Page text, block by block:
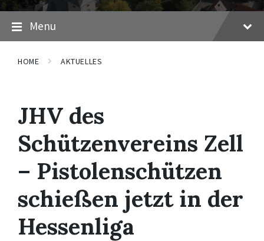
Menu
HOME AKTUELLES
JHV des
Schützenvereins Zell
– Pistolenschützen
schießen jetzt in der
Hessenliga